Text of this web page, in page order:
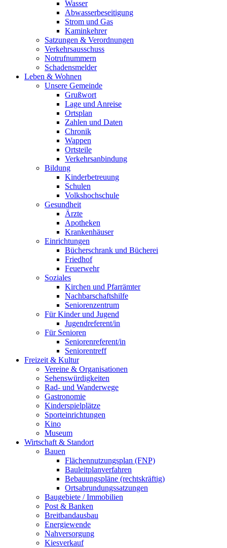
Wasser
Abwasserbeseitigung
Strom und Gas
Kaminkehrer
Satzungen & Verordnungen
Verkehrsausschuss
Notrufnummern
Schadensmelder
Leben & Wohnen
Unsere Gemeinde
Grußwort
Lage und Anreise
Ortsplan
Zahlen und Daten
Chronik
Wappen
Ortsteile
Verkehrsanbindung
Bildung
Kinderbetreuung
Schulen
Volkshochschule
Gesundheit
Ärzte
Apotheken
Krankenhäuser
Einrichtungen
Bücherschrank und Bücherei
Friedhof
Feuerwehr
Soziales
Kirchen und Pfarrämter
Nachbarschaftshilfe
Seniorenzentrum
Für Kinder und Jugend
Jugendreferent/in
Für Senioren
Seniorenreferent/in
Seniorentreff
Freizeit & Kultur
Vereine & Organisationen
Sehenswürdigkeiten
Rad- und Wanderwege
Gastronomie
Kinderspielplätze
Sporteinrichtungen
Kino
Museum
Wirtschaft & Standort
Bauen
Flächennutzungsplan (FNP)
Bauleitplanverfahren
Bebauungspläne (rechtskräftig)
Ortsabrundungssatzungen
Baugebiete / Immobilien
Post & Banken
Breitbandausbau
Energiewende
Nahversorgung
Kiesverkauf